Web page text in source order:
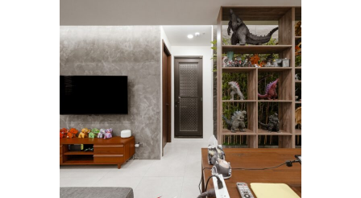
台南室內設計｜桂田盤古大樓 |
楊宅 | 秀空間設計☚ 室內設計
師推薦首選
/室內設計 / 新成屋